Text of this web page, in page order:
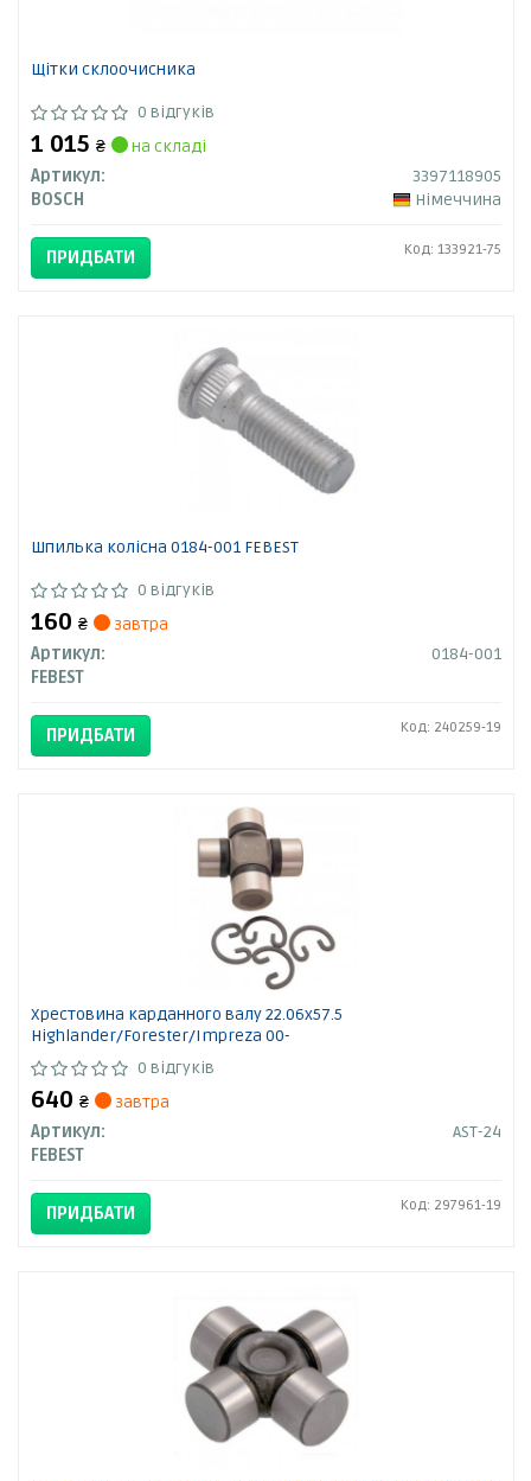
Щітки склоочисника
0 відгуків
1 015 ₴
на складі
Артикул:
3397118905
BOSCH
Німеччина
ПРИДБАТИ Код: 133921-75
Шпилька колісна 0184-001 FEBEST
0 відгуків
160 ₴
завтра
Артикул:
0184-001
FEBEST
ПРИДБАТИ Код: 240259-19
Хрестовина карданного валу 22.06x57.5
Highlander/Forester/Impreza 00-
0 відгуків
640 ₴
завтра
Артикул:
AST-24
FEBEST
ПРИДБАТИ Код: 297961-19